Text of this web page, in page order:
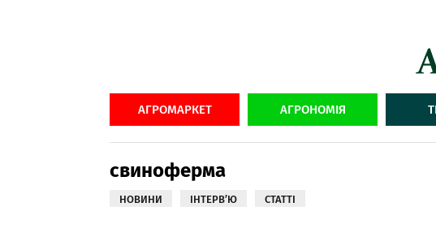
АГРОМАРКЕТ АГРОНОМІЯ
свиноферма
НОВИНИ ІНТЕРВ’Ю СТАТТІ